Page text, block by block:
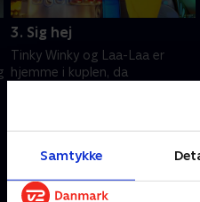
Samtykke
3. Sig hej
Tinky Winky og Laa-Laa er
hjemme i kuplen, da
31. december 2020 • 12 min
Andre så også